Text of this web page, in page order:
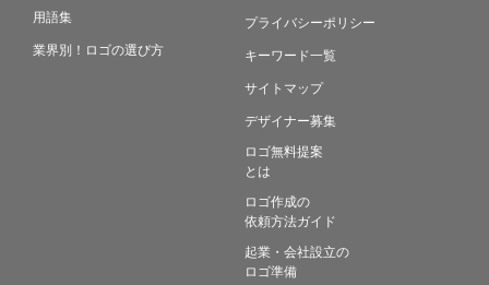
用語集
業界別！ロゴの選び方
プライバシーポリシー
キーワード一覧
サイトマップ
デザイナー募集
ロゴ無料提案
とは
ロゴ作成の
依頼方法ガイド
起業・会社設立の
ロゴ準備